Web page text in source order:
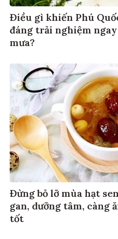
Điều gì khiến Phú
đáng trải nghiệm
mưa?
Đừng bỏ lỡ mùa hạt
gan, dưỡng tâm, càng
tốt